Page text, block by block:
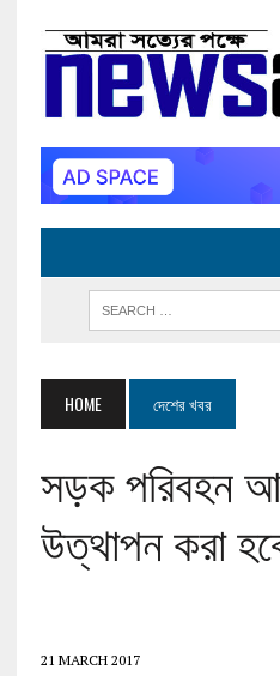
HOME দেশের খবর
সড়ক পরিবহন
উত্থাপন করা
21 MARCH 2017